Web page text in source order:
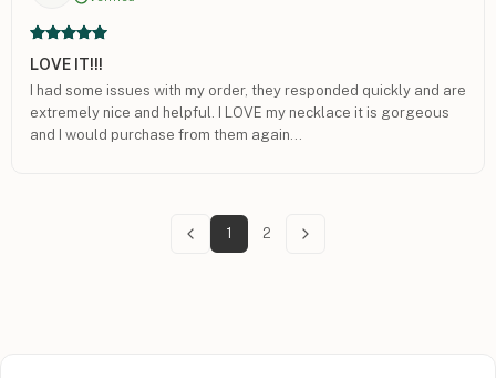
LOVE IT!!!
I had some issues with my order, they responded quickly and are
extremely nice and helpful. I LOVE my necklace it is gorgeous
and I would purchase from them again...
1 2